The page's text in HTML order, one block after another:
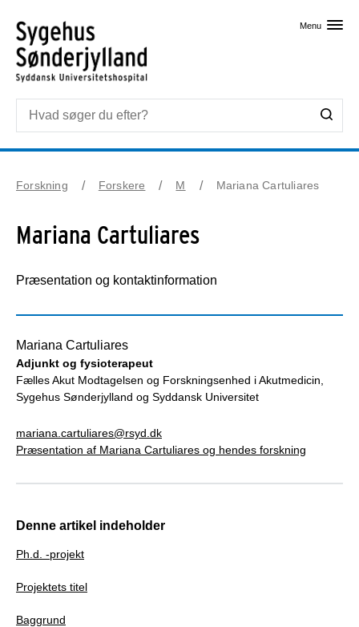
Menu
Forskning Forskere M Mariana Cartuliares
Mariana Cartuliares
Præsentation og kontaktinformation
Mariana Cartuliares
Adjunkt og fysioterapeut
Fælles Akut Modtagelsen og Forskningsenhed i Akutmedicin,
Sygehus Sønderjylland og Syddansk Universitet
mariana.cartuliares@rsyd.dk
Præsentation af Mariana Cartuliares og hendes forskning
Denne artikel indeholder
Ph.d. -projekt
Projektets titel
Baggrund